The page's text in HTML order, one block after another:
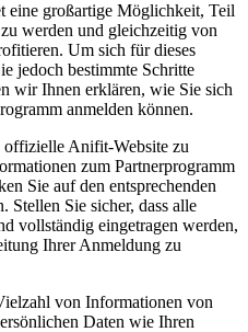
eine großartige ⁤Möglichkeit, Teil
werden und gleichzeitig von
Um sich für dieses
jedoch bestimmte Schritte
wir Ihnen erklären, ⁣wie Sie sich
anmelden ⁤können.
offizielle Anifit-Website ​zu
zum Partnerprogramm
Sie auf den entsprechenden
Stellen Sie sicher, dass alle
vollständig eingetragen werden,
Ihrer Anmeldung zu
von Informationen von
Daten⁣ wie Ihren